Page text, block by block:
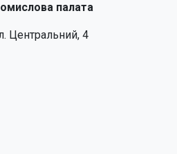
палата
Центральний, 4